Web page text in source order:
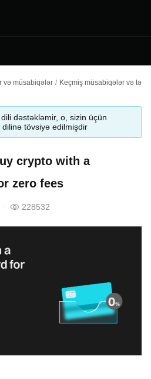
və müsabiqələr / Keçmiş müsabiqələr və
dəstəkləmir, o, sizin üçün
tövsiyə edilmişdir
crypto with a
zero fees
228532